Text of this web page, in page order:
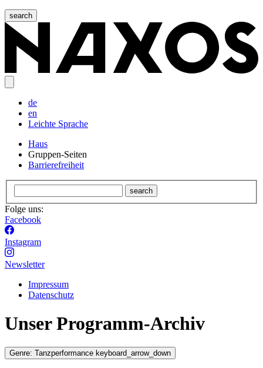
search
de
en
Leichte Sprache
Haus
Gruppen-Seiten
Barrierefreiheit
search
Folge uns:
Facebook
Instagram
Newsletter
Impressum
Datenschutz
Unser Programm-Archiv
Genre: Tanzperformance keyboard_arrow_down